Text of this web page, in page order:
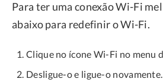
Para ter uma conexão Wi-Fi
abaixo para redefinir o Wi-Fi.
Clique no ícone Wi-Fi no menu
Desligue-o e ligue-o novamente.